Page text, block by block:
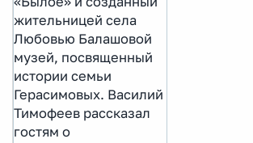
жительницей села
Любовью Балашовой
музей, посвященный
истории семьи
Герасимовых. Василий
Тимофеев рассказал
гостям о